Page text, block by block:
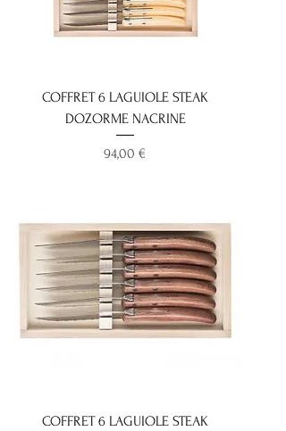
COFFRET 6 LAGUIOLE STEAK
DOZORME NACRINE
Prix
94,00 €
COFFRET 6 LAGUIOLE STEAK